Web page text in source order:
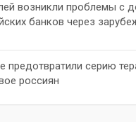
возникли проблемы с
банков через
предотвратили серию
россиян